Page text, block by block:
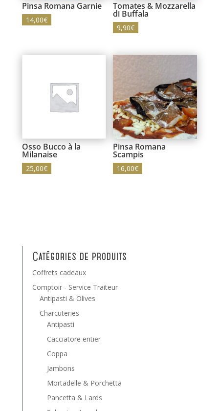
Pinsa Romana Garnie
14,00€
Tomates & Mozzarella
di Buffala
9,90€
Osso Bucco à la
Milanaise
25,00€
Pinsa Romana
Scampis
16,00€
Catégories de produits
Coffrets cadeaux
Comptoir - Service Traiteur
Antipasti & Olives
Charcuteries
Antipasti
Cacciatore entier
Coppa
Jambons
Mortadelle & Porchetta
Pancetta & Lards